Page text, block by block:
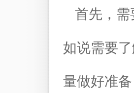
首先，需
如说需要
量做好准